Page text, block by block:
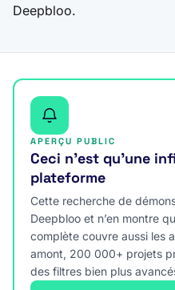
Deepbloo.
APERÇU PUBLIC
Ceci n’est qu’une
plateforme
Cette recherche de
Deepbloo et n’en montre
complète couvre aussi les
amont, 200 000+ projets
des filtres bien plus